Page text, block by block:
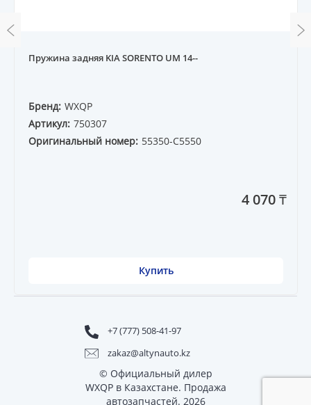
Пружина задняя KIA SORENTO UM 14--
Бренд: WXQP
Артикул: 750307
Оригинальный номер: 55350-C5550
4 070 ₸
Купить
+7 (777) 508-41-97
zakaz@altynauto.kz
© Официальный дилер
WXQP в Казахстане. Продажа
автозапчастей. 2026